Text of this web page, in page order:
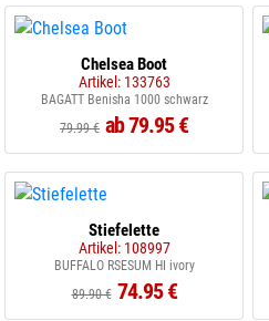
Chelsea Boot
Artikel: 133763
BAGATT Benisha 1000 schwarz
79.99 € ab 79.95 €
Stiefelette
Artikel: 108997
BUFFALO RSESUM HI ivory
89.90 € 74.95 €